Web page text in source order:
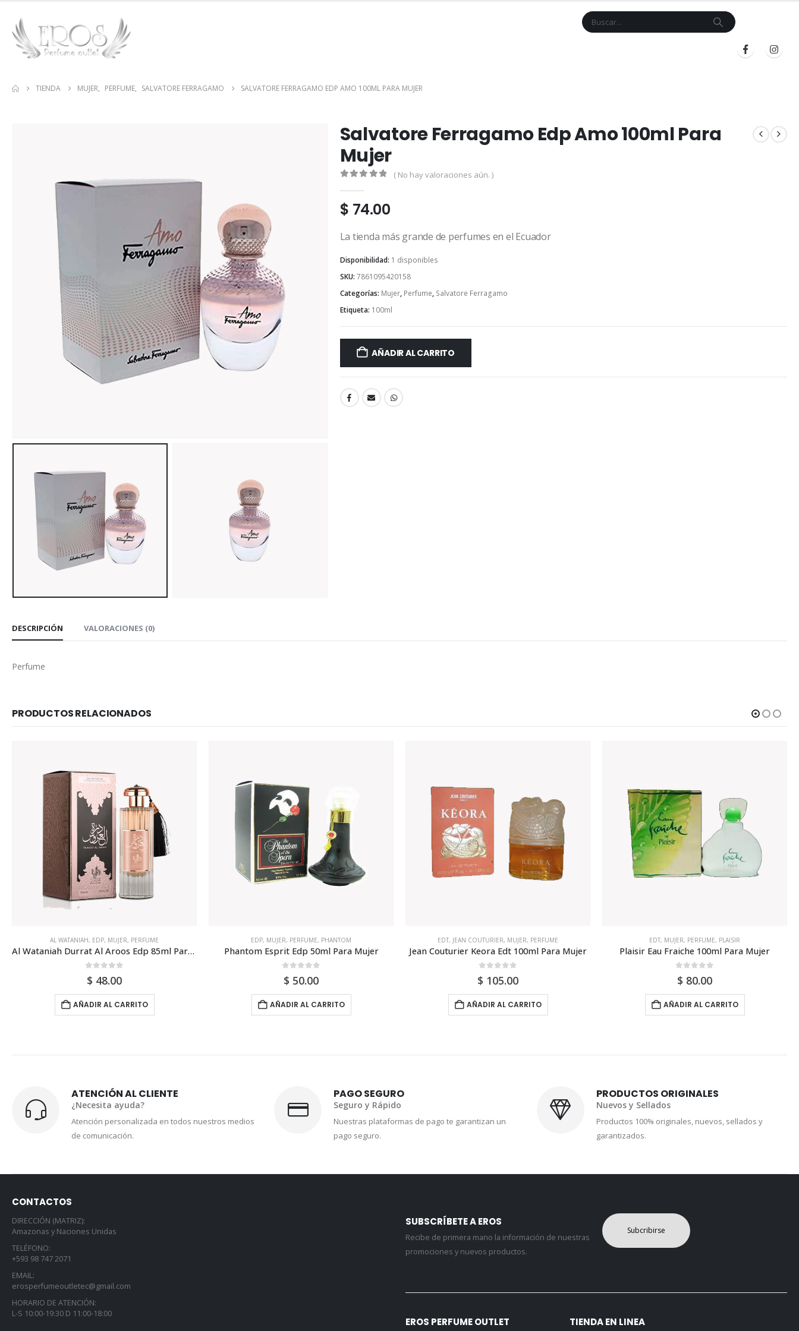
TIENDA MUJER, PERFUME, SALVATORE FERRAGAMO SALVATORE FERRAGAMO EDP AMO 100ML PARA MUJER
Salvatore Ferragamo Edp Amo 100ml Para
Mujer
( No hay valoraciones aún. )
$ 74.00
La tienda más grande de perfumes en el Ecuador
Disponibilidad: 1 disponibles
SKU: 7861095420158
Categorías: Mujer, Perfume, Salvatore Ferragamo
Etiqueta: 100ml
AÑADIR AL CARRITO
DESCRIPCIÓN VALORACIONES (0)
Perfume
PRODUCTOS RELACIONADOS
EDP,MUJER, PERFUME,PHANTOM
Phantom Esprit Edp 50ml Para Mujer
$ 50.00
AÑADIR AL CARRITO
EDT,JEAN COUTURIER,MUJER,PERFUME
Jean Couturier Keora Edt 100ml Para Mujer
$105.00
AÑADIR AL CARRITO
EDT, MUJER,PERFUME,PLAISIR
Plaisir Eau Fraiche 100ml Para Mujer
$ 80.00
AÑADIR AL CARRITO
MARIELLA BURANI,MUJER,PERFUME
$ 66.00
AÑADIR AL CARRITO
ATENCIÓN AL CLIENTE
¿Necesita ayuda?
Atención personalizada en todos nuestros medios
de comunicación.
PAGO SEGURO
Seguro y Rápido
Nuestras plataformas de pago te garantizan un
pago seguro.
PRODUCTOS ORIGINALES
Nuevos y Sellados
Productos 100% originales, nuevos, sellados y
garantizados.
CONTACTOS
DIRECCIÓN (MATRIZ):
Amazonas y Naciones Unidas
TELÉFONO:
+593 98 747 2071
EMAIL:
erosperfumeoutletec@gmail.com
HORARIO DE ATENCIÓN:
L-S 10:00-19:30 D 11:00-18:00
SUBSCRÍBETE A EROS
Recibe de primera mano la información de nuestras
promociones y nuevos productos.
Subcribirse
EROS PERFUME OUTLET TIENDA EN LINEA